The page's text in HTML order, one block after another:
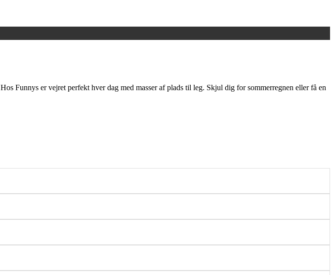
Funnys er vejret perfekt hver dag med masser af plads til leg. Skjul dig for sommerregnen eller få en